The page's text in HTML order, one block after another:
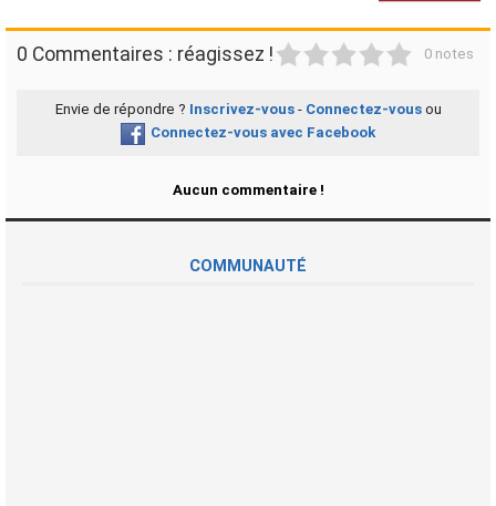
0 Commentaires : réagissez ! 0 notes
Envie de répondre ? Inscrivez-vous- Connectez-vousou
Connectez-vous avec Facebook
Aucun commentaire !
COMMUNAUTÉ